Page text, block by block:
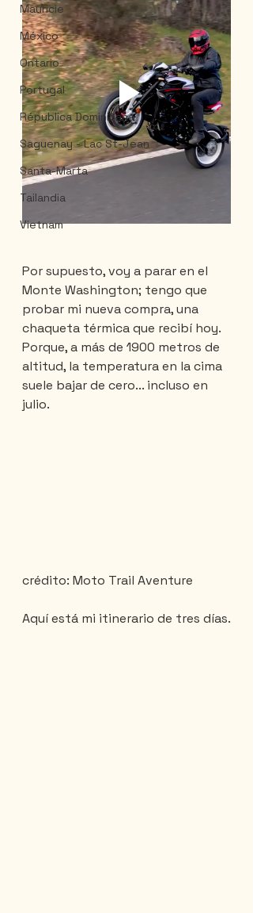
Mauricie
México
Ontario
Portugal
Républica Dominicana
Saguenay - Lac St-Jean
Santa-Marta
Tailandia
Vietnam
Por supuesto, voy a parar en el
Monte Washington; tengo que
probar mi nueva compra, una
chaqueta térmica que recibí hoy.
Porque, a más de 1900 metros de
altitud, la temperatura en la cima
suele bajar de cero... incluso en
julio.
crédito: Moto Trail Aventure
Aquí está mi itinerario de tres días.